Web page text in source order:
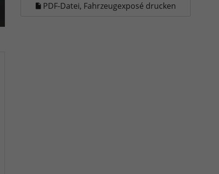
PDF-Datei, Fahrzeugexposé drucken